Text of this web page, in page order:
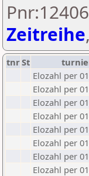
Zeitreihe,
tnrSt
Elozahl per
Elozahl per
Elozahl per
Elozahl per
Elozahl per
Elozahl per
Elozahl per
Elozahl per